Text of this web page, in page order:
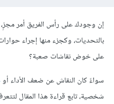
إن وجودك على رأس الفريق أمر
بالتحديات، وكجزء منها إجراء
على خوض نقاشات صعبة؟
سواءً كان النقاش عن ضعف الأداء أو
شخصية، تابع قراءة هذا المقال